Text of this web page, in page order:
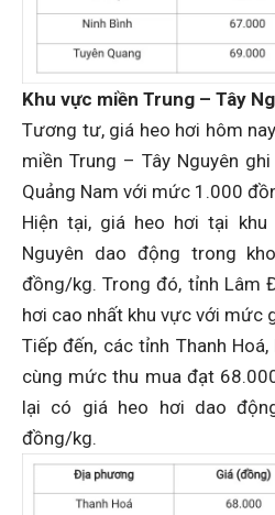
Khu vực miền Trung – Tây
Tương tư, giá heo hơi hôm
miền Trung – Tây Nguyên
Quảng Nam với mức 1.000
Hiện tại, giá heo hơi tại
Nguyên dao động trong
đồng/kg. Trong đó, tỉnh Lâm
hơi cao nhất khu vực với mức
Tiếp đến, các tỉnh Thanh
cùng mức thu mua đạt
lại có giá heo hơi dao
đồng/kg.